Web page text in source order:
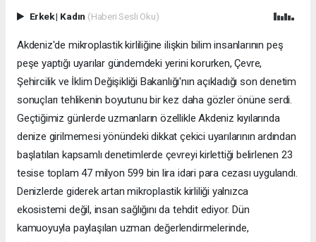
Erkek| Kadın (Haberi Sesli Oku)
Akdeniz'de mikroplastik kirliliğine ilişkin bilim insanlarının peş
peşe yaptığı uyarılar gündemdeki yerini korurken, Çevre,
Şehircilik ve İklim Değişikliği Bakanlığı'nın açıkladığı son denetim
sonuçları tehlikenin boyutunu bir kez daha gözler önüne serdi.
Geçtiğimiz günlerde uzmanların özellikle Akdeniz kıyılarında
denize girilmemesi yönündeki dikkat çekici uyarılarının ardından
başlatılan kapsamlı denetimlerde çevreyi kirlettiği belirlenen 23
tesise toplam 47 milyon 599 bin lira idari para cezası uygulandı.
Denizlerde giderek artan mikroplastik kirliliği yalnızca
ekosistemi değil, insan sağlığını da tehdit ediyor. Dün
kamuoyuyla paylaşılan uzman değerlendirmelerinde,